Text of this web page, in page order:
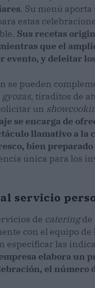
. Su menú
estas
Sus recetas
que el
evento, y deleitar
se pueden
gyozas, tiraditos de
un
se encarga de
llamativo a la
bien
única para los
al servicio
de cateringde
con el equipo
especificar las
elabora un
el